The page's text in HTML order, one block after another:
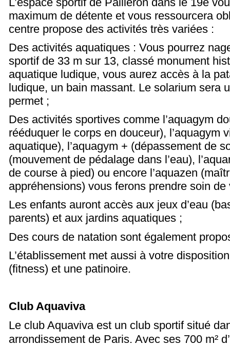
maximum de détente et vous ressourcera
centre propose des activités très variées :
Des activités aquatiques : Vous pourrez
sportif de 33 m sur 13, classé monument
aquatique ludique, vous aurez accès à la
ludique, un bain massant. Le solarium sera
permet ;
Des activités sportives comme l’aquagym
rééduquer le corps en douceur), l’aquagym
aquatique), l’aquagym + (dépassement de
(mouvement de pédalage dans l’eau),
de course à pied) ou encore l’aquazen
appréhensions) vous ferons prendre soin de
Les enfants auront accès aux jeux d’eau
parents) et aux jardins aquatiques ;
Des cours de natation sont également
L’établissement met aussi à votre
(fitness) et une patinoire.
Club Aquaviva
Le club Aquaviva est un club sportif situé
arrondissement de Paris. Avec ses 700 m²